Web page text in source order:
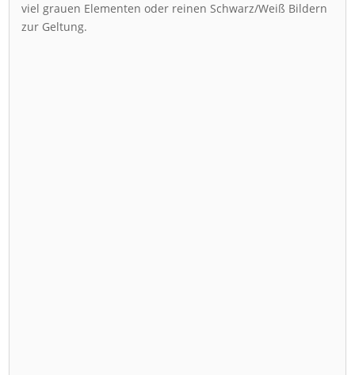
viel grauen Elementen oder reinen Schwarz/Weiß Bildern
zur Geltung.